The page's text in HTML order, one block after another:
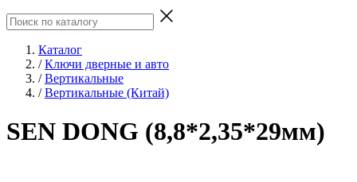
Каталог
/ Ключи дверные и авто
/ Вертикальные
/ Вертикальные (Китай)
SEN DONG (8,8*2,35*29мм)